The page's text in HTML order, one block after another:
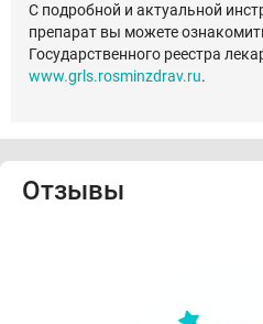
С подробной и актуальной
препарат вы можете
Государственного реестра
www.grls.rosminzdrav.ru.
Отзывы